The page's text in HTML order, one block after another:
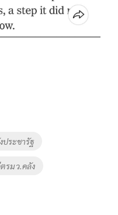
ประชารัฐ
รมว.คลัง